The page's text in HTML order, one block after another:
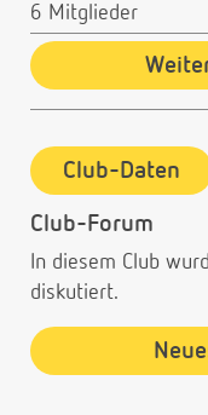
6 Mitglieder
Club-Daten
Club-Forum
In diesem Club
diskutiert.